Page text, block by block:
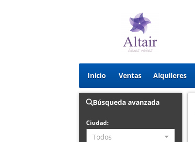
Inicio Ventas Alquileres
Búsqueda avanzada
Ciudad:
Todos